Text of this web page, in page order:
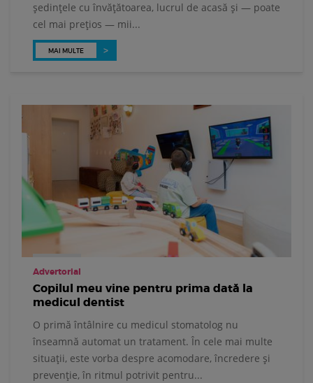
ședințele cu învățătoarea, lucrul de acasă și — poate
cel mai prețios — mii...
MAI MULTE
Advertorial
Copilul meu vine pentru prima dată la
medicul dentist
O primă întâlnire cu medicul stomatolog nu
înseamnă automat un tratament. În cele mai multe
situații, este vorba despre acomodare, încredere și
prevenție, în ritmul potrivit pentru...